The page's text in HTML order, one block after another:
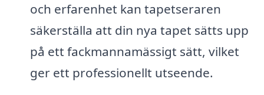
och erfarenhet kan tapetseraren
säkerställa att din nya tapet sätts upp
på ett fackmannamässigt sätt, vilket
ger ett professionellt utseende.